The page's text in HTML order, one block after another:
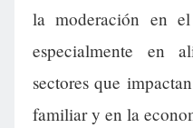
la moderación en
especialmente en
sectores que
familiar y en la